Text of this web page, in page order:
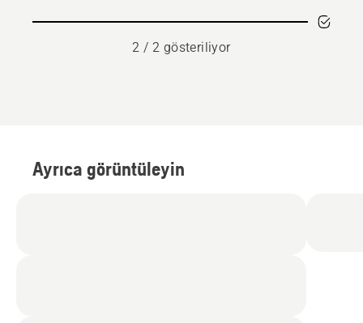
2 / 2 gösteriliyor
Ayrıca görüntüleyin